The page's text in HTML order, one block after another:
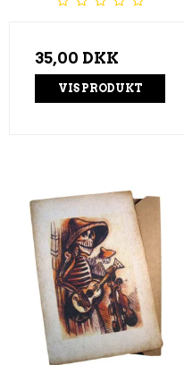
35,00 DKK
VIS PRODUKT